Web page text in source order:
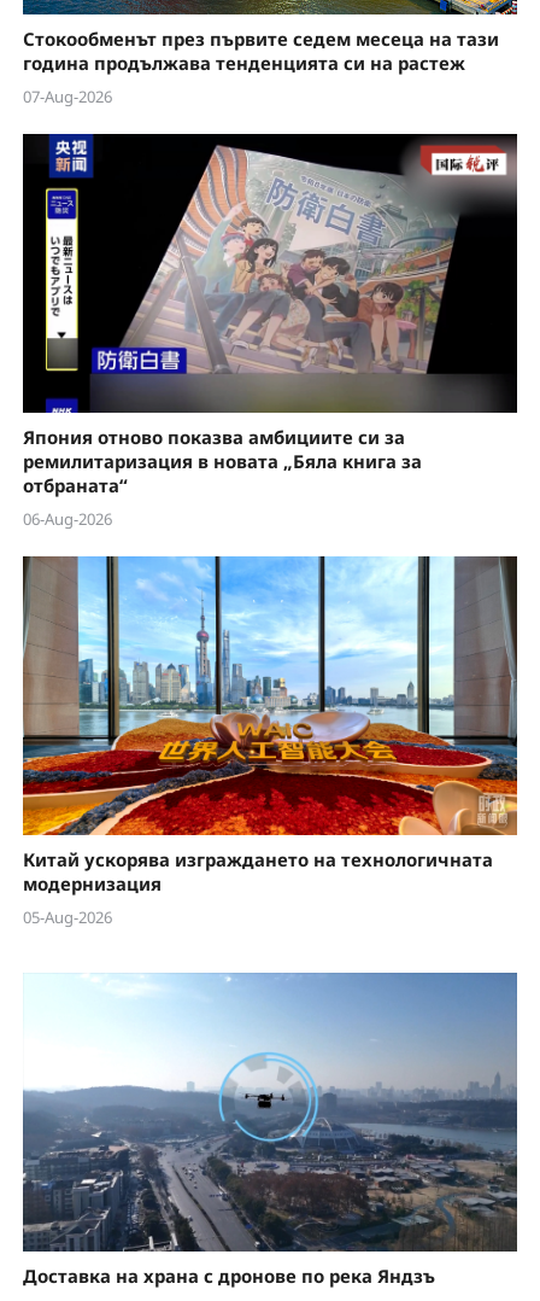
Стокообменът през първите седем месеца на тази
година продължава тенденцията си на растеж
07-Aug-2026
Япония отново показва амбициите си за
ремилитаризация в новата „Бяла книга за
отбраната“
06-Aug-2026
Китай ускорява изграждането на технологичната
модернизация
05-Aug-2026
Доставка на храна с дронове по река Яндзъ